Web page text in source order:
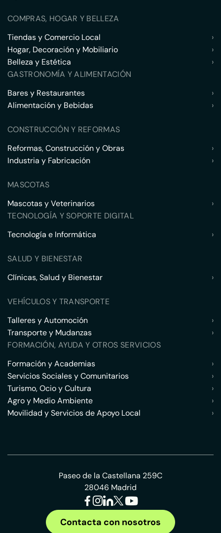
COMPRAS, HOGAR Y BELLEZA
Tiendas y Comercio Local
›
Hogar, Decoración y Mobiliario
›
Belleza y Estética
›
GASTRONOMÍA Y ALIMENTACIÓN
Bares y Restaurantes
›
Alimentación y Bebidas
›
CONSTRUCCIÓN Y REFORMAS
Reformas, Construcción y Obras
›
Industria y Fabricación
›
MASCOTAS
Mascotas y Veterinarios
›
TECNOLOGÍA Y SOPORTE DIGITAL
Tecnología e Informática
›
SALUD Y BIENESTAR
Clínicas, Salud y Bienestar
›
VEHÍCULOS Y TRANSPORTE
Talleres y Automoción
›
Transporte y Mudanzas
›
FORMACIÓN, AYUDA Y OTROS SERVICIOS
Formación y Academias
›
Servicios Sociales y Comunitarios
›
Turismo, Ocio y Cultura
›
Agro y Medio Ambiente
›
Movilidad y Servicios de Apoyo Local
›
Paseo de la Castellana 259C
28046 Madrid
Contacta con nosotros